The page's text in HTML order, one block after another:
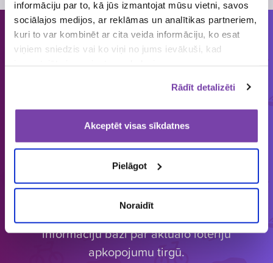
informāciju par to, kā jūs izmantojat mūsu vietni, savos
sociālajos medijos, ar reklāmas un analītikas partneriem,
kuri to var kombinēt ar cita veida informāciju, ko esat
viņiem sniedzis vai ko viņi no jums ievākuši, kad
Rādīt detalizēti
Akceptēt visas sīkdatnes
Pielāgot
Noraidīt
Cilvēkiem patīk piedalīties loterijās
un mums tās organizēt!
149 643
laimētājus
4 545 034
vērtas balvas
Latvijā vienīgais specializētais Loterijas.lv
informāciju bāzi par aktuālo loteriju
apkopojumu tirgū.